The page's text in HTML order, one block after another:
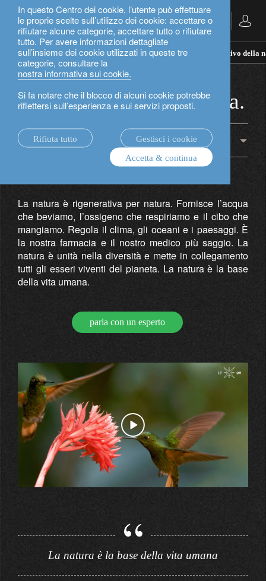
In questo Centro dei cookie, l’utente può effettuare
le proprie scelte sull’utilizzo dei cookie: accettare o
rifiutare alcune categorie, accettare tutto o rifiutare
tutto. Per avere informazioni dettagliate
sull’insieme dei cookie utilizzati in queste tre
categorie, consultare la
nostra informativa sui cookie.
Si fa notare che il blocco di alcuni cookie potrebbe
riflettersi sull’esperienza e sui servizi proposti.
Rifiuta tutto
Gestisci i cookie
Accetta & continua
Italiano
rethink sustainability. investire nel potere rigenerativo della
investire nel potere
rigenerativo della natura.
natura
La natura è rigenerativa per natura. Fornisce l’acqua
che beviamo, l’ossigeno che respiriamo e il cibo che
mangiamo. Regola il clima, gli oceani e i paesaggi. È
la nostra farmacia e il nostro medico più saggio. La
natura è unità nella diversità e mette in collegamento
tutti gli esseri viventi del pianeta. La natura è la base
della vita umana.
parla con un esperto
La natura è la base della vita umana